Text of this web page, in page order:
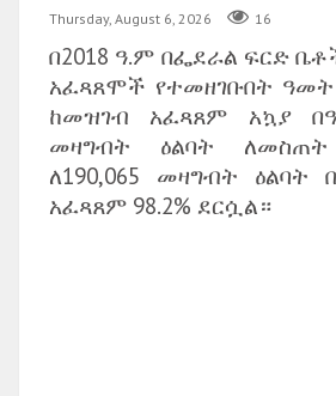
Thursday, August 6, 2026 16
በ2018 ዓ.ም በፌደራል ፍርድ
አፈጻጸሞች የተመዘገቡበት
ከመዝገብ አፈጻጸም አኳያ
መዛግብት ዕልባት
ለ190,065 መዛግብት ዕልባት
አፈጻጸም 98.2% ደርሷል።